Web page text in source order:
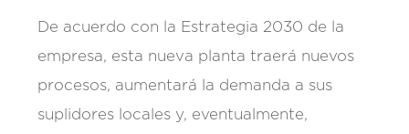
De acuerdo con la Estrategia 2030 de la
empresa, esta nueva planta traerá nuevos
procesos, aumentará la demanda a sus
suplidores locales y, eventualmente,